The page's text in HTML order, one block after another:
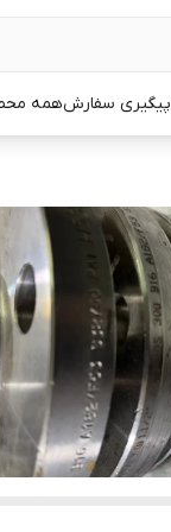
پیگیری سفارشهمه